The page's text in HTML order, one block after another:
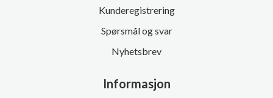
Kunderegistrering
Spørsmål og svar
Nyhetsbrev
Informasjon